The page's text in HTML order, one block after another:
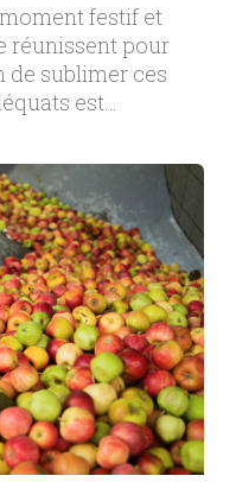
festif et
réunissent pour
de sublimer ces
est…